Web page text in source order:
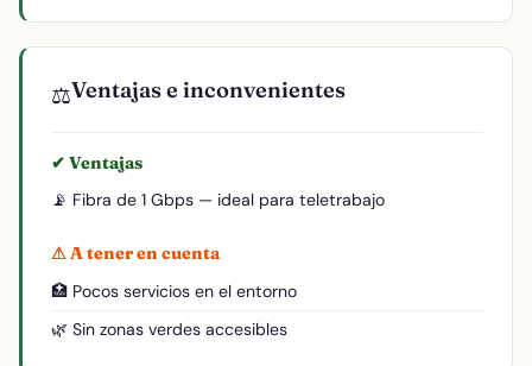
⚖️Ventajas e inconvenientes
✔ Ventajas
📡 Fibra de 1 Gbps — ideal para teletrabajo
⚠ A tener en cuenta
🏥 Pocos servicios en el entorno
🌿 Sin zonas verdes accesibles